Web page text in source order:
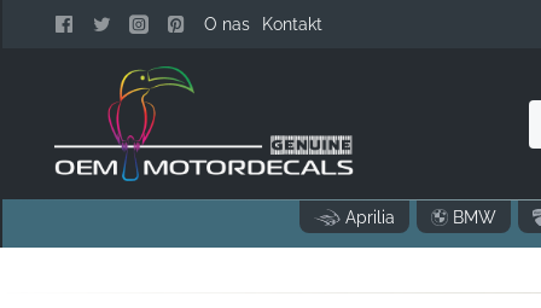
O nas Kontakt
Aprilia BMW